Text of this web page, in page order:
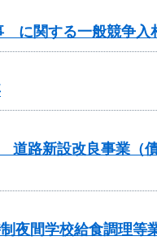
に関する一般競争入
道路新設改良事業
夜間学校給食調理等